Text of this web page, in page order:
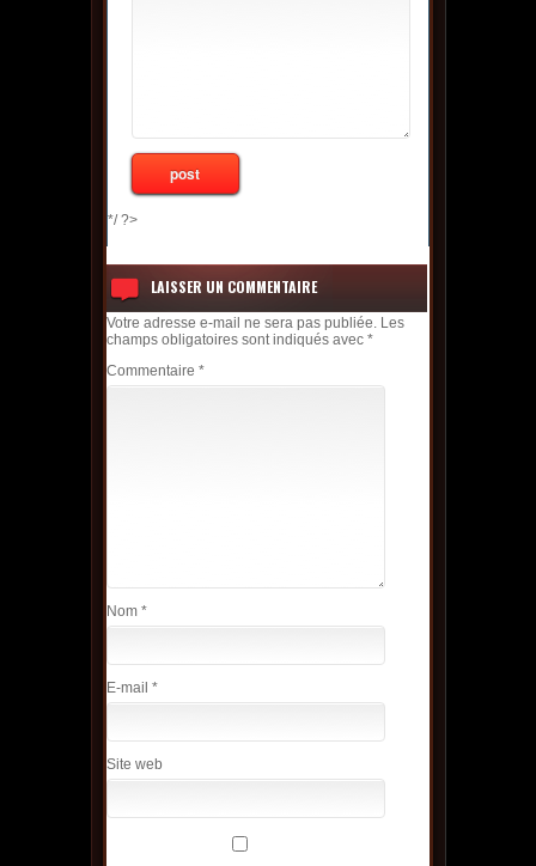
*/ ?>
LAISSER UN COMMENTAIRE
Votre adresse e-mail ne sera pas publiée. Les
champs obligatoires sont indiqués avec *
Commentaire *
Nom *
E-mail *
Site web